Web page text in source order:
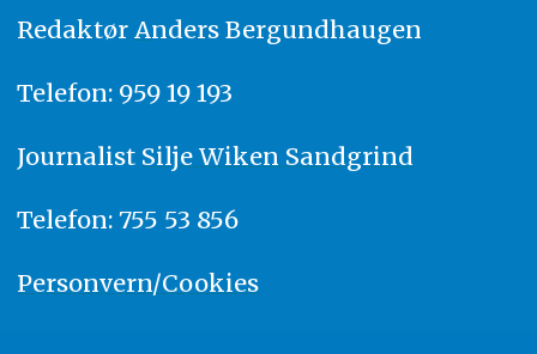
Redaktør Anders Bergundhaugen
Telefon: 959 19 193
Journalist Silje Wiken Sandgrind
Telefon: 755 53 856
Personvern/Cookies